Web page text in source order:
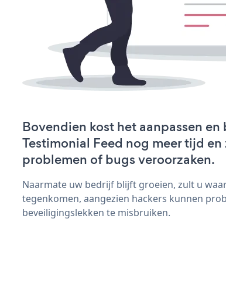
Bovendien kost het aanpassen
Testimonial Feed nog meer tijd
problemen of bugs veroorzaken.
Naarmate uw bedrijf blijft groeien, zult u
tegenkomen, aangezien hackers kunnen
beveiligingslekken te misbruiken.